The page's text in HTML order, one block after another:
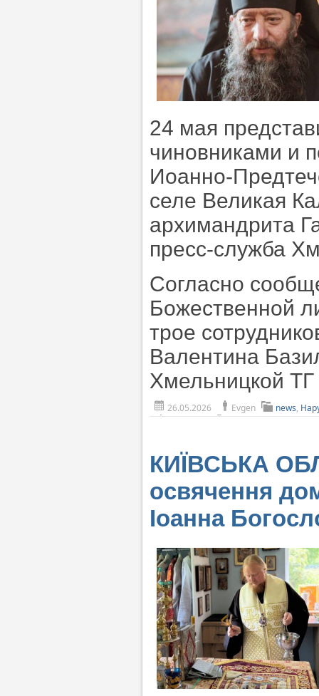
24 мая
чиновниками и
Иоанно-
селе Великая
архимандрита
пресс-служба
Согласно
Божественной
трое
Валентина
Хмельницкой
26.05.2026 Evgen news,
КИЇВСЬКА
освячення
Іоанна